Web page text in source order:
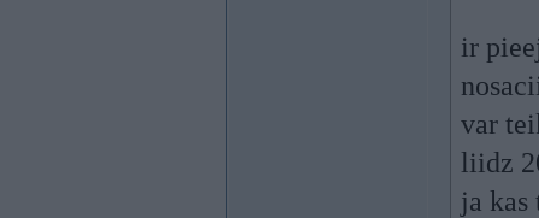
ir
var
liidz
ja kas